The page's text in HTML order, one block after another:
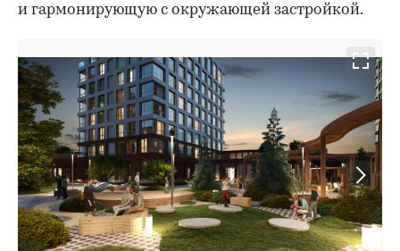
и гармонирующую с окружающей застройкой.